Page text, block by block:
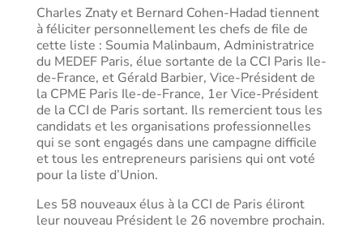
Charles Znaty et Bernard Cohen-Hadad tiennent
à féliciter personnellement les chefs de file de
cette liste : Soumia Malinbaum, Administratrice
du MEDEF Paris, élue sortante de la CCI Paris Ile-
de-France, et Gérald Barbier, Vice-Président de
la CPME Paris Ile-de-France, 1er Vice-Président
de la CCI de Paris sortant. Ils remercient tous les
candidats et les organisations professionnelles
qui se sont engagés dans une campagne difficile
et tous les entrepreneurs parisiens qui ont voté
pour la liste d’Union.
Les 58 nouveaux élus à la CCI de Paris éliront
leur nouveau Président le 26 novembre prochain.